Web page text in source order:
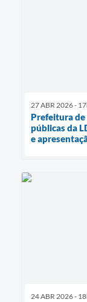
27 ABR 2026 -
Prefeitura de
públicas da
e
24 ABR 2026 -